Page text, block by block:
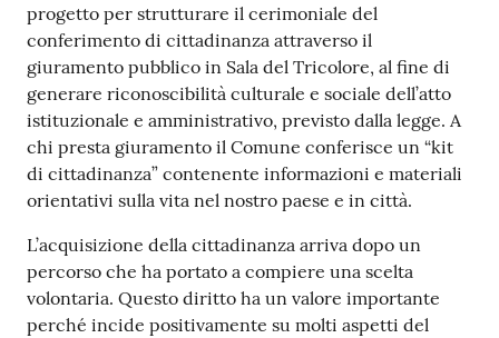
progetto per strutturare il cerimoniale del
conferimento di cittadinanza attraverso il
giuramento pubblico in Sala del Tricolore, al fine di
generare riconoscibilità culturale e sociale dell’atto
istituzionale e amministrativo, previsto dalla legge. A
chi presta giuramento il Comune conferisce un “kit
di cittadinanza” contenente informazioni e materiali
orientativi sulla vita nel nostro paese e in città.
L’acquisizione della cittadinanza arriva dopo un
percorso che ha portato a compiere una scelta
volontaria. Questo diritto ha un valore importante
perché incide positivamente su molti aspetti del